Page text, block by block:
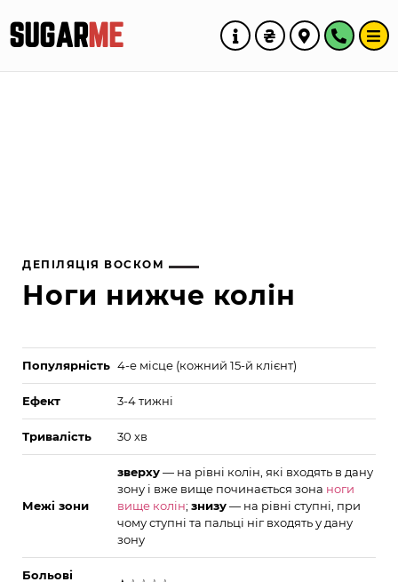
SUGARME
ДЕПІЛЯЦІЯ ВОСКОМ
Ноги нижче колін
Популярність 4-е місце (кожний 15-й клієнт)
Ефект 3-4 тижні
Тривалість 30 хв
Межі зони
зверху— на рівні колін, які входять в дану
зону і вже вище починається зона ноги
вище колін; знизу— на рівні ступні, при
чому ступні та пальці ніг входять у дану
зону
Больові